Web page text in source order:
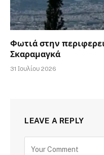
Φωτιά στην
Σκαραμαγκά
31 Ιουλίου 2026
LEAVE A REPLY